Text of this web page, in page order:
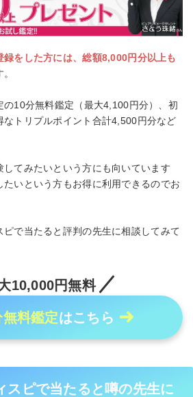
をした方には、総額8,000円分以上も
の10分無料鑑定（最大4,100円分）、初
なトリプルポイント合計4,500円分など
してみたいという方にも向いています
たいという方もお得に利用できるのでお
ピで当たると評判の先生に相談してみて
10,000円無料
料鑑定はこちら
スピで当たると噂の先生に